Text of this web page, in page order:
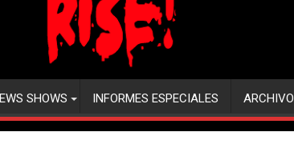
SHOWS INFORMES ESPECIALES ARCHIVO